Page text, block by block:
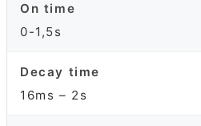
On time
0-1,5s
Decay time
16ms – 2s